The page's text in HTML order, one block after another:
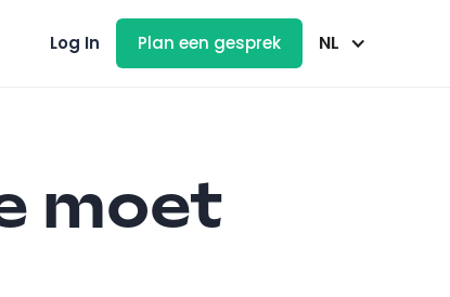
Log In Plan een gesprek NL
moet